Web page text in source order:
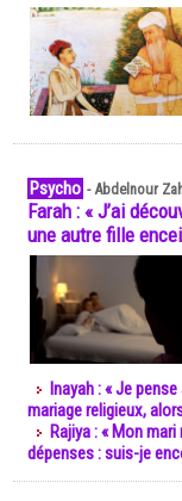
Psycho -Abdelnour
Farah : « J’ai
une autre fille
Inayah : « Je
mariage religieux,
Rajiya : « Mon
dépenses : suis-je